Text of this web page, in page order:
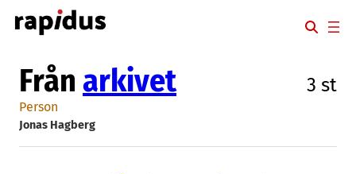
Hoppa
till
Från arkivet 3 st
Person
Jonas Hagberg